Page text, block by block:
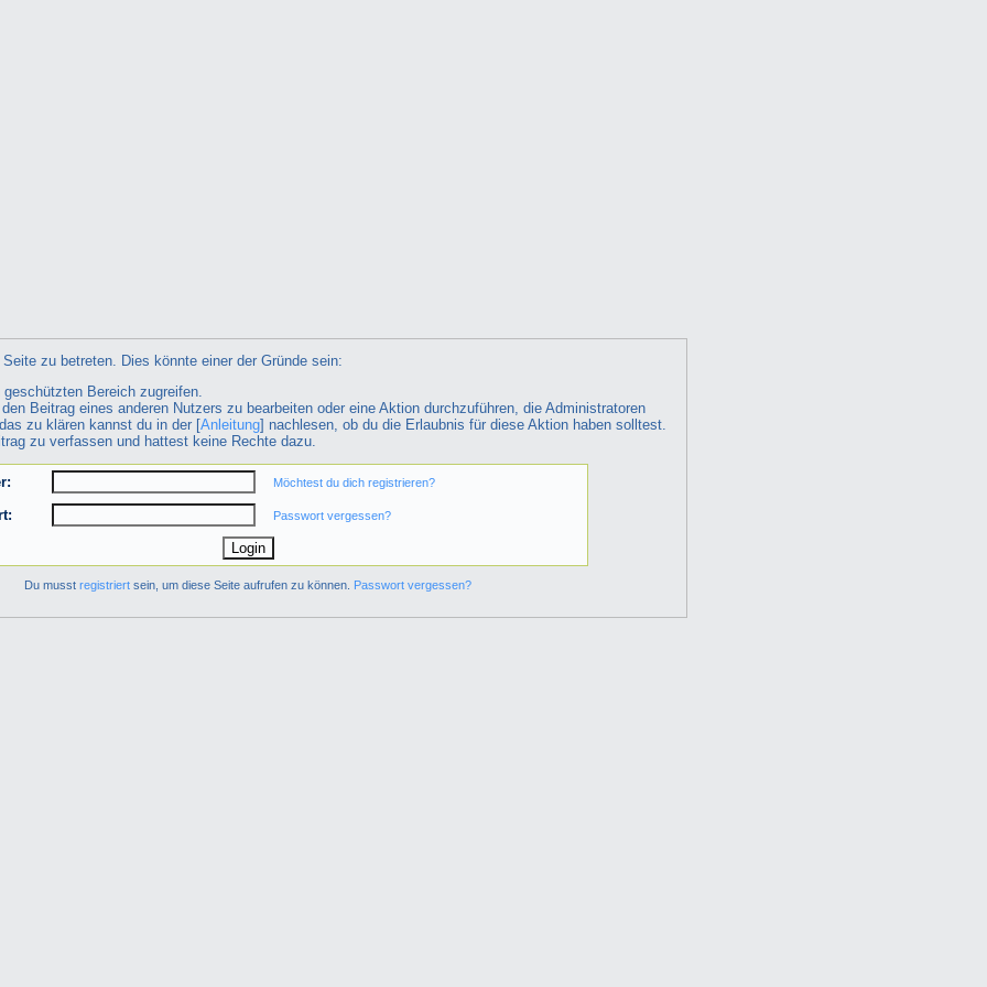
zu betreten. Dies könnte einer der Gründe sein:
Bereich zugreifen.
Beitrag eines anderen Nutzers zu bearbeiten oder eine Aktion durchzuführen, die Administratoren
zu klären kannst du in der [Anleitung] nachlesen, ob du die Erlaubnis für diese Aktion haben solltest.
zu verfassen und hattest keine Rechte dazu.
Möchtest du dich registrieren?
Passwort vergessen?
Du musstregistriert sein, um diese Seite aufrufen zu können. Passwort vergessen?